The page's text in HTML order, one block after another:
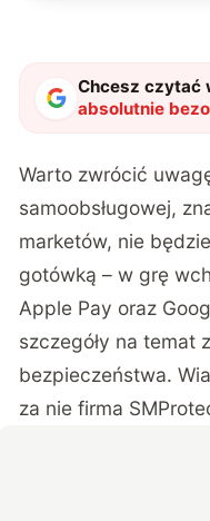
Chcesz czytać
absolutnie
otwarty w
Warto zwrócić
samoobsługowej,
marketów, nie
gotówką – w grę
Apple Pay oraz
szczegóły na temat
bezpieczeństwa.
za nie firma